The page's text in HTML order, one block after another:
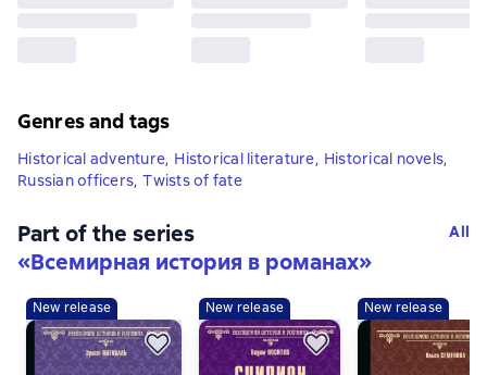
Genres and tags
Historical adventure, Historical literature, Historical novels,
Russian officers, Twists of fate
Part of the series
«Всемирная история в романах»
All
New release New release New release